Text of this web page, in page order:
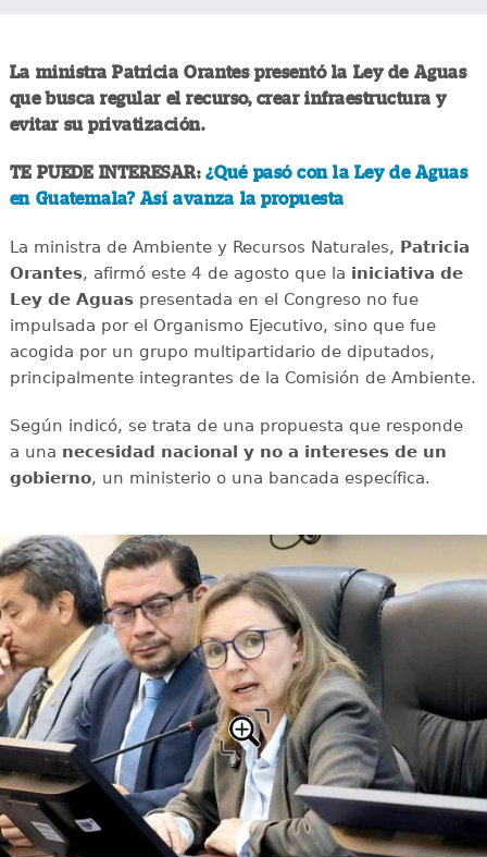
La ministra Patricia Orantes presentó la Ley de Aguas
que busca regular el recurso, crear infraestructura y
evitar su privatización.
TE PUEDE INTERESAR:¿Qué pasó con la Ley de Aguas
en Guatemala? Así avanza la propuesta
La ministra de Ambiente y Recursos Naturales, Patricia
Orantes, afirmó este 4 de agosto que la iniciativa de
Ley de Aguaspresentada en el Congreso no fue
impulsada por el Organismo Ejecutivo, sino que fue
acogida por un grupo multipartidario de diputados,
principalmente integrantes de la Comisión de Ambiente.
Según indicó, se trata de una propuesta que responde
a una necesidad nacional y no a intereses de un
gobierno, un ministerio o una bancada específica.